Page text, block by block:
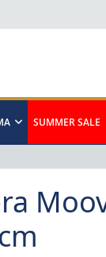
SUMMER SALE